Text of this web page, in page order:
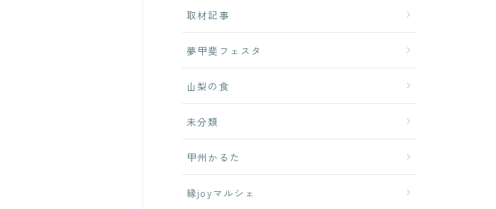
取材記事
夢甲斐フェスタ
山梨の食
未分類
甲州かるた
縁joyマルシェ